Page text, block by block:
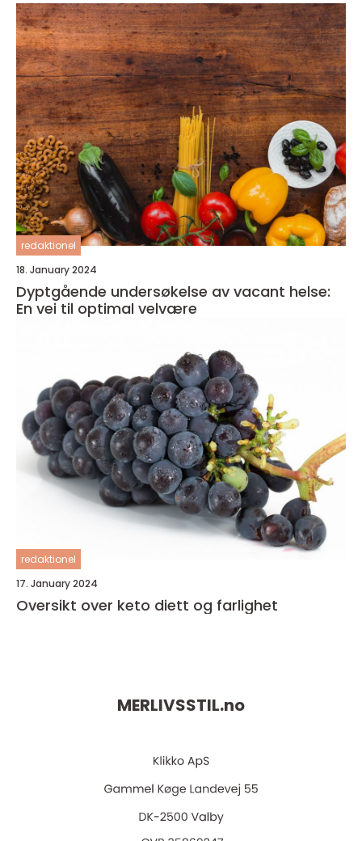
redaktionel
18. January 2024
Dyptgående undersøkelse av vacant helse:
En vei til optimal velvære
redaktionel
17. January 2024
Oversikt over keto diett og farlighet
MERLIVSSTIL.no